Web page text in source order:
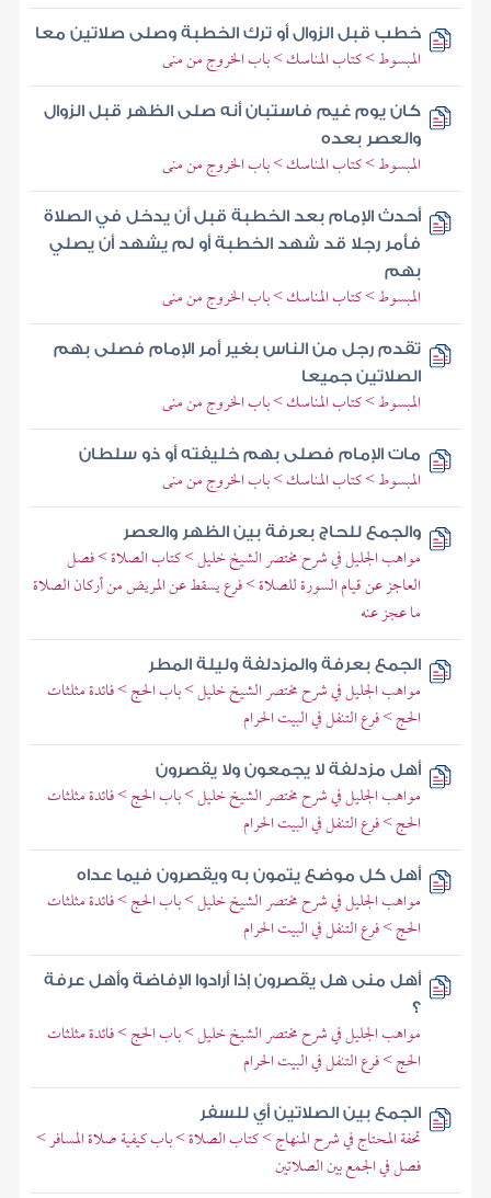
خطب قبل الزوال أو ترك الخطبة وصلى صلاتين معا
المبسوط > كتاب المناسك > باب الخروج من منى
كان يوم غيم فاستبان أنه صلى الظهر قبل الزوال
والعصر بعده
المبسوط > كتاب المناسك > باب الخروج من منى
أحدث الإمام بعد الخطبة قبل أن يدخل في الصلاة
فأمر رجلا قد شهد الخطبة أو لم يشهد أن يصلي
بهم
المبسوط > كتاب المناسك > باب الخروج من منى
تقدم رجل من الناس بغير أمر الإمام فصلى بهم
الصلاتين جميعا
المبسوط > كتاب المناسك > باب الخروج من منى
مات الإمام فصلى بهم خليفته أو ذو سلطان
المبسوط > كتاب المناسك > باب الخروج من منى
والجمع للحاج بعرفة بين الظهر والعصر
مواهب الجليل في شرح مختصر الشيخ خليل > كتاب الصلاة > فصل
العاجز عن قيام السورة للصلاة > فرع يسقط عن المريض من أركان الصلاة
ما عجز عنه
الجمع بعرفة والمزدلفة وليلة المطر
مواهب الجليل في شرح مختصر الشيخ خليل > باب الحج > فائدة مثلثات
الحج > فرع التنفل في البيت الحرام
أهل مزدلفة لا يجمعون ولا يقصرون
مواهب الجليل في شرح مختصر الشيخ خليل > باب الحج > فائدة مثلثات
الحج > فرع التنفل في البيت الحرام
أهل كل موضع يتمون به ويقصرون فيما عداه
مواهب الجليل في شرح مختصر الشيخ خليل > باب الحج > فائدة مثلثات
الحج > فرع التنفل في البيت الحرام
أهل منى هل يقصرون إذا أرادوا الإفاضة وأهل عرفة
؟
مواهب الجليل في شرح مختصر الشيخ خليل > باب الحج > فائدة مثلثات
الحج > فرع التنفل في البيت الحرام
الجمع بين الصلاتين أي للسفر
تحفة المحتاج في شرح المنهاج > كتاب الصلاة > باب كيفية صلاة المسافر >
فصل في الجمع بين الصلاتين